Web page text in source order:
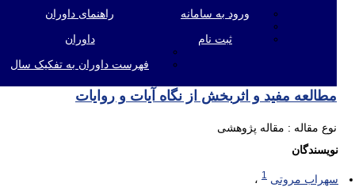
راهنمای داوران
داوران
فهرست داوران به تفکیک سال
ورود به سامانه
ثبت نام
مطالعه مفید و اثربخش از نگاه آیات و روایات
نوع مقاله : مقاله پژوهشی
نویسندگان
سهراب مروتی 1